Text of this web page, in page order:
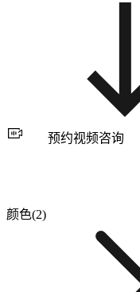
预约视频咨询
颜色(2)